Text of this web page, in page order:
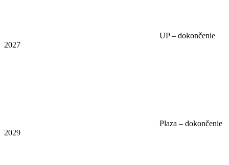
UP – dokončenie
2027
Plaza – dokončenie
2029